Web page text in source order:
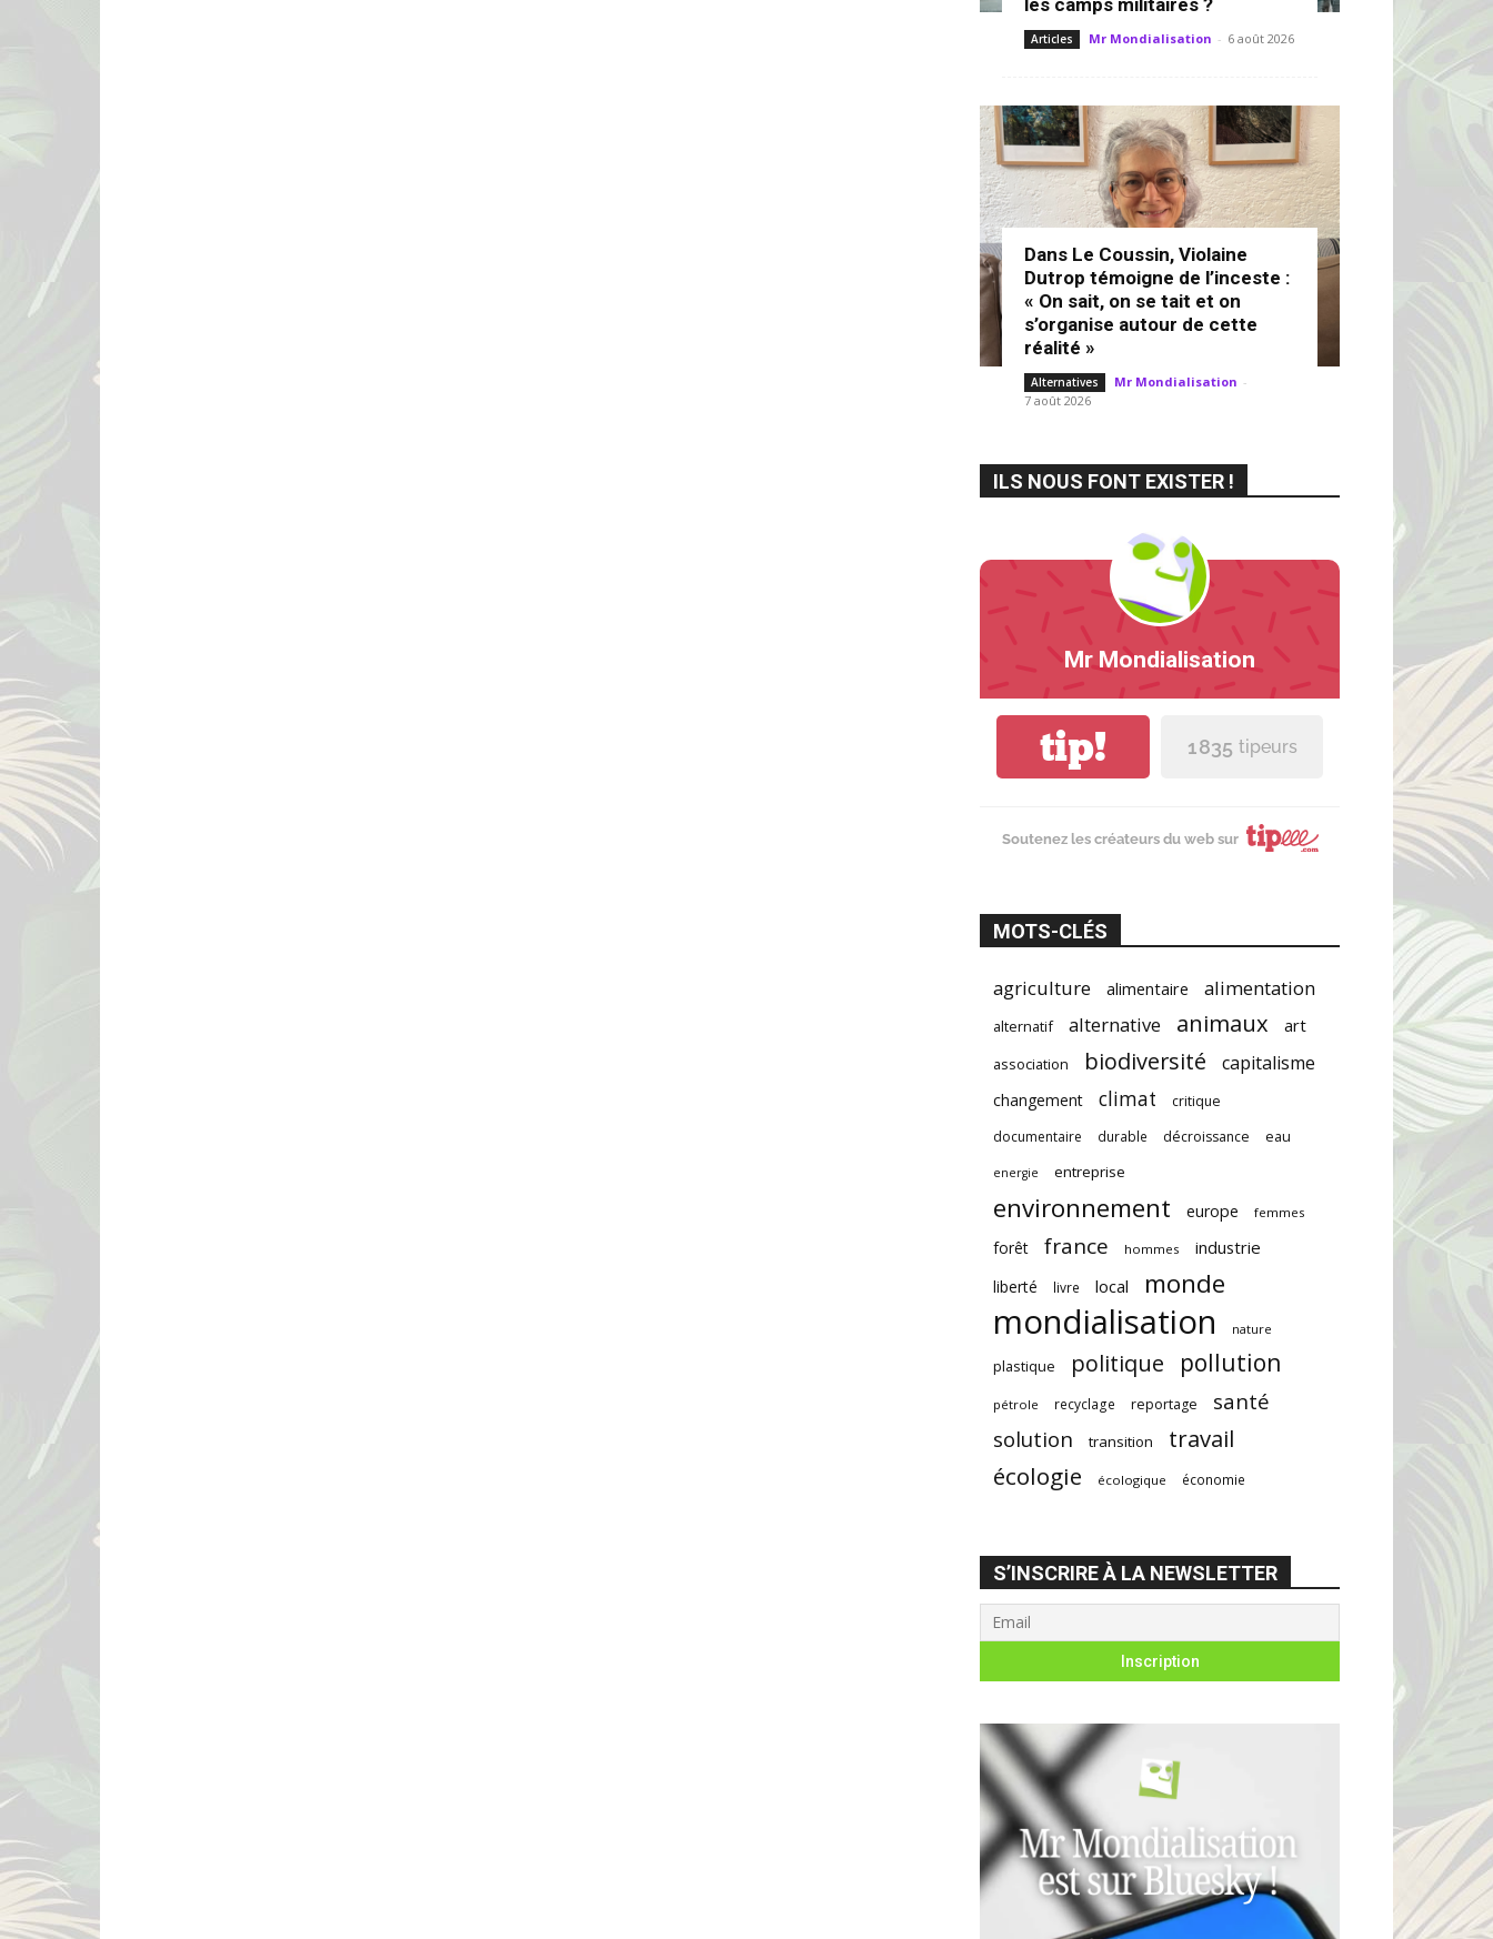
les camps militaires ?
Articles Mr Mondialisation - 6 août 2026
Dans Le Coussin, Violaine
Dutrop témoigne de l’inceste :
« On sait, on se tait et on
s’organise autour de cette
réalité »
Alternatives Mr Mondialisation -
7 août 2026
ILS NOUS FONT EXISTER !
Mr Mondialisation
tip! 1 835 tipeurs
Soutenez les créateurs du web sur
MOTS-CLÉS
agriculture alimentaire alimentation
alternatif alternative animaux art
association biodiversité capitalisme
changement climat
critique
documentaire
durable décroissance eau
energie entreprise
environnement europe femmes
forêt france hommes industrie
liberté livre local monde
mondialisation nature
plastique politique pollution
pétrole recyclage reportage
santé
solution
transition
travail
écologie
écologique économie
S’INSCRIRE À LA NEWSLETTER